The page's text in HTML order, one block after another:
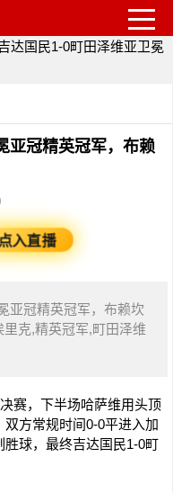
达国民1-0町田泽维亚卫冕
亚冠精英冠军，布赖
点入直播
亚冠精英冠军，布赖坎
克,精英冠军,町田泽维
赛，下半场哈萨维用头顶
方常规时间0-0平进入加
球，最终吉达国民1-0町